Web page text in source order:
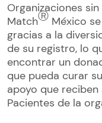
Organizaciones
MatchⓇ México
gracias a la
de su registro, lo
encontrar un
que pueda curar
apoyo que
Pacientes de la